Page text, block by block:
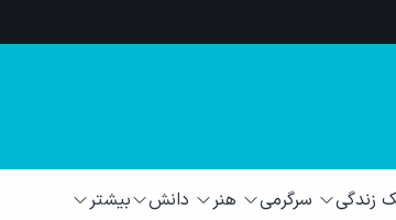
زندگی سرگرمی هنر دانش بیشتر